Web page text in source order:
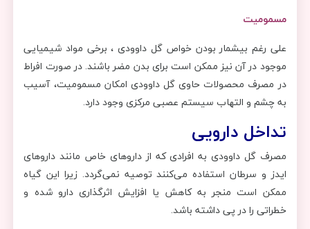
مسمومیت
علی رغم بیشمار بودن خواص گل داوودی ، برخی مواد شیمیایی
موجود در آن نیز ممکن است برای بدن مضر باشند. در صورت افراط
در مصرف محصولات حاوی گل داوودی امکان مسمومیت، آسیب
به چشم و التهاب سیستم عصبی مرکزی وجود دارد.
تداخل دارویی
مصرف گل داوودی به افرادی که از داروهای خاص مانند داروهای
ایدز و سرطان استفاده می‌کنند توصیه نمی‌گردد. زیرا این گیاه
ممکن است منجر به کاهش یا افزایش اثرگذاری دارو شده و
خطراتی را در پی داشته باشد.